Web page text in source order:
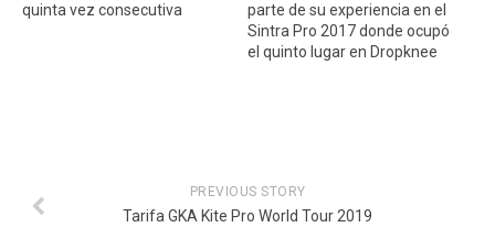
quinta vez consecutiva
parte de su experiencia en el
Sintra Pro 2017 donde ocupó
el quinto lugar en Dropknee
PREVIOUS STORY
Tarifa GKA Kite Pro World Tour 2019